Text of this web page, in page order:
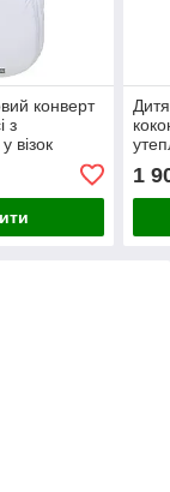
конверт
з
візок
10 місяців
Білий
1